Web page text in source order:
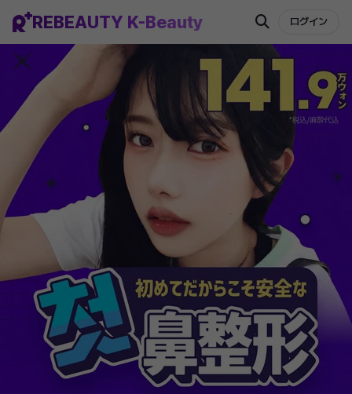
REBEAUTY K-Beauty ログイン